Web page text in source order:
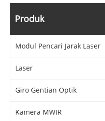
Produk
Modul Pencari Jarak Laser
Laser
Giro Gentian Optik
Kamera MWIR